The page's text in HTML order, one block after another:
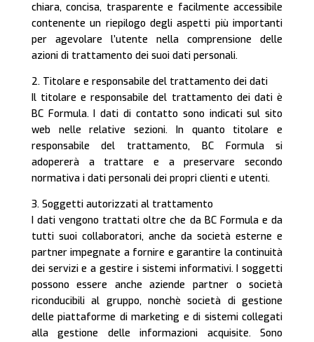
chiara, concisa, trasparente e facilmente accessibile
contenente un riepilogo degli aspetti più importanti
per agevolare l’utente nella comprensione delle
azioni di trattamento dei suoi dati personali.
2. Titolare e responsabile del trattamento dei dati
Il titolare e responsabile del trattamento dei dati è
BC Formula. I dati di contatto sono indicati sul sito
web nelle relative sezioni. In quanto titolare e
responsabile del trattamento, BC Formula si
adopererà a trattare e a preservare secondo
normativa i dati personali dei propri clienti e utenti.
3. Soggetti autorizzati al trattamento
I dati vengono trattati oltre che da BC Formula e da
tutti suoi collaboratori, anche da società esterne e
partner impegnate a fornire e garantire la continuità
dei servizi e a gestire i sistemi informativi. I soggetti
possono essere anche aziende partner o società
riconducibili al gruppo, nonchè società di gestione
delle piattaforme di marketing e di sistemi collegati
alla gestione delle informazioni acquisite. Sono